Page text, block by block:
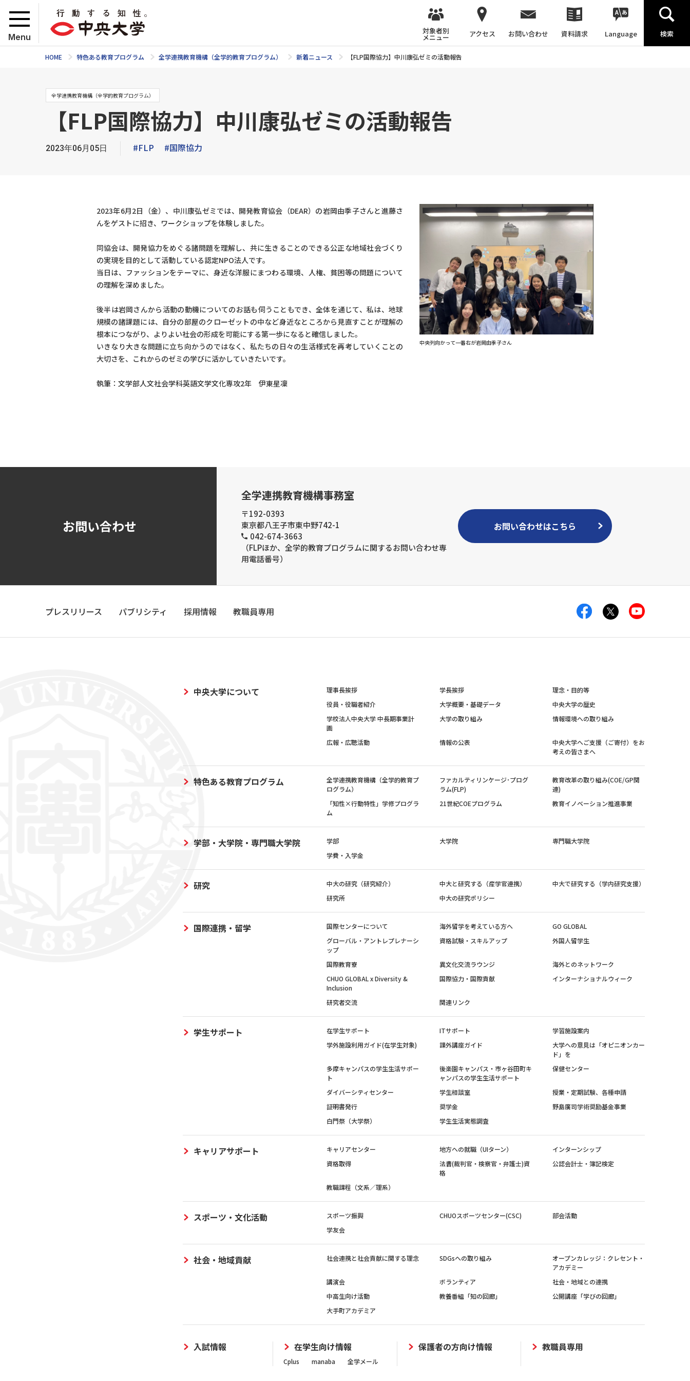
Menu
対象者別
メニュー アクセス お問い合わせ 資料請求 Language 検索
HOME 特色ある教育プログラム 全学連携教育機構（全学的教育プログラム） 新着ニュース 【FLP国際協力】中川康弘ゼミの活動報告
全学連携教育機構（全学的教育プログラム）
【FLP国際協力】中川康弘ゼミの活動報告
2023年06月05日 #FLP #国際協力
中央列向かって一番右が岩岡由季子さん
2023年6月2日（金）、中川康弘ゼミでは、開発教育協会（DEAR）の岩岡由季子さんと進藤さ
んをゲストに招き、ワークショップを体験しました。
同協会は、開発協力をめぐる諸問題を理解し、共に生きることのできる公正な地域社会づくり
の実現を目的として活動している認定NPO法人です。
当日は、ファッションをテーマに、身近な洋服にまつわる環境、人権、貧困等の問題について
の理解を深めました。
後半は岩岡さんから活動の動機についてのお話も伺うこともでき、全体を通じて、私は、地球
規模の諸課題には、自分の部屋のクローゼットの中など身近なところから見直すことが理解の
根本につながり、よりよい社会の形成を可能にする第一歩になると確信しました。
いきなり大きな問題に立ち向かうのではなく、私たちの日々の生活様式を再考していくことの
大切さを、これからのゼミの学びに活かしていきたいです。
執筆：文学部人文社会学科英語文学文化専攻2年 伊東星凜
お問い合わせ
全学連携教育機構事務室
〒192-0393
東京都八王子市東中野742-1
042-674-3663
（FLPほか、全学的教育プログラムに関するお問い合わせ専
用電話番号）
お問い合わせはこちら
プレスリリース パブリシティ 採用情報 教職員専用
中央大学について 理事長挨拶 学長挨拶
理念・目的等
役員・役職者紹介
大学概要・基礎データ
中央大学の歴史
学校法人中央大学 中長期事業計
画
大学の取り組み 情報環境への取り組み
広報・広聴活動 情報の公表
中央大学へご支援（ご寄付）をお
考えの皆さまへ
特色ある教育プログラム
全学連携教育機構（全学的教育プ
ログラム）
ファカルティリンケージ･プログ
ラム(FLP)
教育改革の取り組み(COE/GP関
連)
「知性×行動特性」学修プログラ
ム
21世紀COEプログラム 教育イノベーション推進事業
学部・大学院・専門職大学院 学部 大学院
専門職大学院
学費・入学金
研究 中大の研究（研究紹介） 中大と研究する（産学官連携）
中大で研究する（学内研究支援）
研究所
中大の研究ポリシー
国際連携・留学 国際センターについて 海外留学を考えている方へ
GO GLOBAL
グローバル・アントレプレナーシ
ップ
資格試験・スキルアップ 外国人留学生
国際教育寮 異文化交流ラウンジ
海外とのネットワーク
CHUO GLOBAL x Diversity &
Inclusion
国際協力・国際貢献 インターナショナルウィーク
研究者交流 関連リンク
学生サポート 在学生サポート ITサポート
学習施設案内
学外施設利用ガイド(在学生対象)
課外講座ガイド
大学への意見は「オピニオンカー
ド」を
多摩キャンパスの学生生活サポー
ト
後楽園キャンパス・市ヶ谷田町キ
ャンパスの学生生活サポート
保健センター
ダイバーシティセンター 学生相談室
授業・定期試験、各種申請
証明書発行
奨学金
野島廣司学術奨励基金事業
白門祭（大学祭）
学生生活実態調査
キャリアサポート キャリアセンター 地方への就職（UIターン）
インターンシップ
資格取得
法曹(裁判官・検察官・弁護士)資
格
公認会計士・簿記検定
教職課程（文系／理系）
スポーツ・文化活動 スポーツ振興 CHUOスポーツセンター(CSC)
部会活動
学友会
社会・地域貢献 社会連携と社会貢献に関する理念 SDGsへの取り組み
オープンカレッジ：クレセント・
アカデミー
講演会
ボランティア
社会・地域との連携
中高生向け活動
教養番組「知の回廊」
公開講座「学びの回廊」
大手町アカデミア
入試情報 在学生向け情報
Cplus manaba 全学メール
保護者の方向け情報 教職員専用